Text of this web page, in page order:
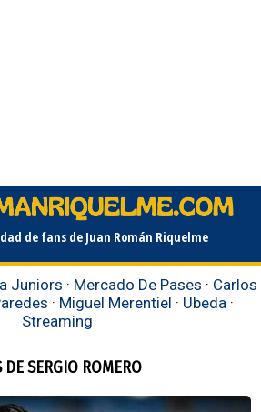
de fans de Juan Román Riquelme
Juniors · Mercado De Pases · Carlos
· Miguel Merentiel · Ubeda ·
Streaming
DE SERGIO ROMERO